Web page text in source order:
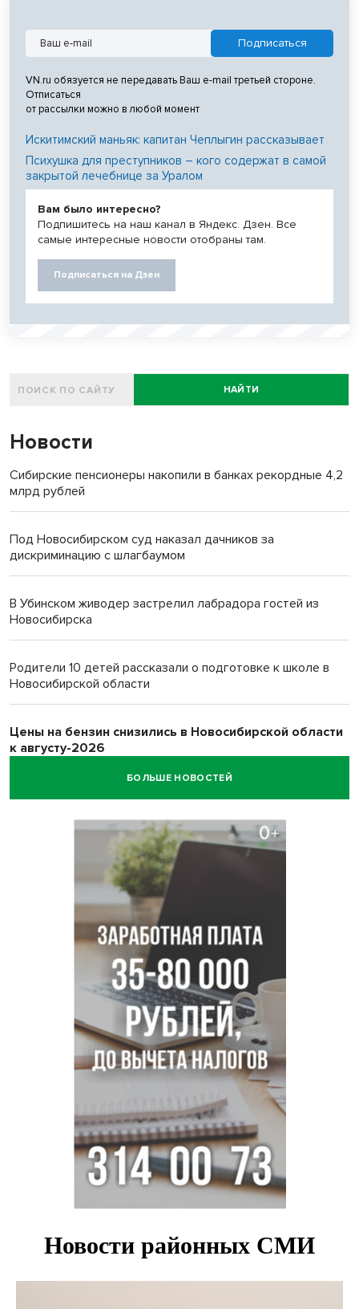
VN.ru обязуется не передавать Ваш e-mail третьей стороне.
Отписаться
от рассылки можно в любой момент
Искитимский маньяк: капитан Чеплыгин рассказывает
Психушка для преступников – кого содержат в самой
закрытой лечебнице за Уралом
Вам было интересно?
Подпишитесь на наш канал в Яндекс. Дзен. Все
самые интересные новости отобраны там.
Подписаться на Дзен
НАЙТИ
Новости
Сибирские пенсионеры накопили в банках рекордные 4,2
млрд рублей
Под Новосибирском суд наказал дачников за
дискриминацию с шлагбаумом
В Убинском живодер застрелил лабрадора гостей из
Новосибирска
Родители 10 детей рассказали о подготовке к школе в
Новосибирской области
Цены на бензин снизились в Новосибирской области
к августу-2026
БОЛЬШЕ НОВОСТЕЙ